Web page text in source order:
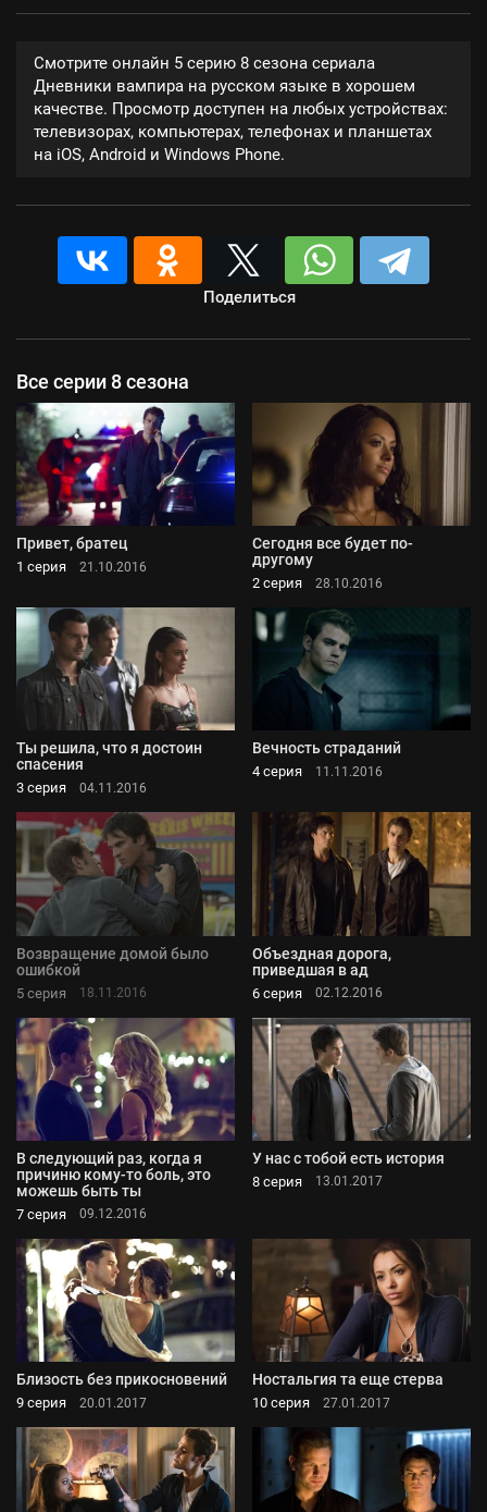
Смотрите онлайн 5 серию 8 сезона сериала
Дневники вампира на русском языке в хорошем
качестве. Просмотр доступен на любых устройствах:
телевизорах, компьютерах, телефонах и планшетах
на iOS, Android и Windows Phone.
Поделиться
Все серии 8 сезона
Привет, братец
1 серия 21.10.2016
Сегодня все будет по-
другому
2 серия 28.10.2016
Ты решила, что я достоин
спасения
3 серия 04.11.2016
Вечность страданий
4 серия 11.11.2016
Возвращение домой было
ошибкой
5 серия 18.11.2016
Объездная дорога,
приведшая в ад
6 серия 02.12.2016
В следующий раз, когда я
причиню кому-то боль, это
можешь быть ты
7 серия 09.12.2016
У нас с тобой есть история
8 серия 13.01.2017
Близость без прикосновений
9 серия 20.01.2017
Ностальгия та еще стерва
10 серия 27.01.2017